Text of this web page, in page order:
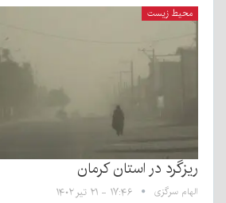
محیط زیست
ریزگرد در استان کرمان
الهام سرگزی ۱۷:۴۶ - ۲۱ تیر ۱۴۰۲